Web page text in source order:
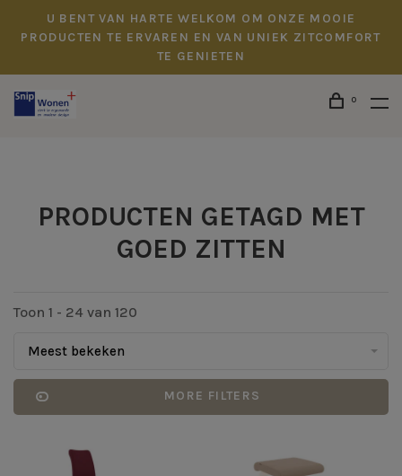
U BENT VAN HARTE WELKOM OM ONZE MOOIE
PRODUCTEN TE ERVAREN EN VAN UNIEK ZITCOMFORT
TE GENIETEN
0
PRODUCTEN GETAGD MET
GOED ZITTEN
Toon 1 - 24 van 120
Meest bekeken
MORE FILTERS